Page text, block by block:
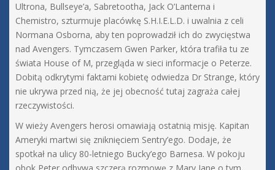
Ultrona, Bullseye’a, Sabretootha, Jack O’Lanterna i
Chemistro, szturmuje placówkę S.H.I.E.L.D. i uwalnia z celi
Normana Osborna, aby ten poprowadził ich do zwycięstwa
nad Avengers. Tymczasem Gwen Parker, która trafiła tu ze
świata House of M, przegląda w sieci informacje o Peterze.
Dobitą odkrytymi faktami kobietę odwiedza Dr Strange, który
nie ukrywa przed nią, że jej obecność tutaj zagraża całej
rzeczywistości.
W wieży Avengers herosi omawiają ostatnią misję. Kapitan
Ameryki martwi się zniknięciem Sentry’ego. Dodaje, że
spotkał na ulicy 80-letniego Bucky’ego Barnesa. W pokoju